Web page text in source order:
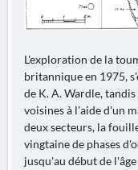
L'exploration de la
britannique en 1975,
de K. A. Wardle,
voisines à l'aide d'un
deux secteurs, la
vingtaine de phases
jusqu'au début de